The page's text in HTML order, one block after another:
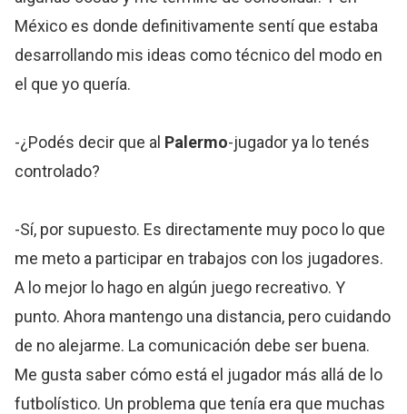
México es donde definitivamente sentí que estaba
desarrollando mis ideas como técnico del modo en
el que yo quería.
-¿Podés decir que al Palermo-jugador ya lo tenés
controlado?
-Sí, por supuesto. Es directamente muy poco lo que
me meto a participar en trabajos con los jugadores.
A lo mejor lo hago en algún juego recreativo. Y
punto. Ahora mantengo una distancia, pero cuidando
de no alejarme. La comunicación debe ser buena.
Me gusta saber cómo está el jugador más allá de lo
futbolístico. Un problema que tenía era que muchas